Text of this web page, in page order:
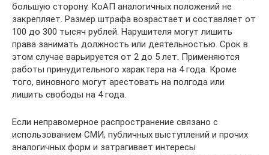
большую сторону. КоАП аналогичных положений не
закрепляет. Размер штрафа возрастает и составляет от
100 до 300 тысяч рублей. Нарушителя могут лишить
права занимать должность или деятельностью. Срок в
этом случае варьируется от 2 до 5 лет. Применяются
работы принудительного характера на 4 года. Кроме
того, виновного могут арестовать на полгода или
лишить свободы на 4 года.
Если неправомерное распространение связано с
использованием СМИ, публичных выступлений и прочих
аналогичных форм и затрагивает интересы